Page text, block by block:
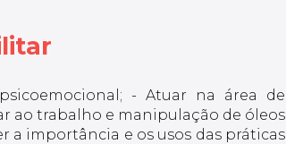
- Atuar na área de
ao trabalho e manipulação de óleos
a importância e os usos das práticas